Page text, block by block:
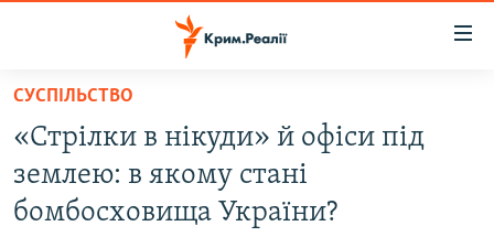
Перейти
основного
матеріалу
Перейти
до
ВОДА.КРИМ
ВІДЕО ТА ФОТО
СУСПІЛЬСТВО
«Стрілки в нікуди» й офіси під
землею: в якому стані
бомбосховища України?